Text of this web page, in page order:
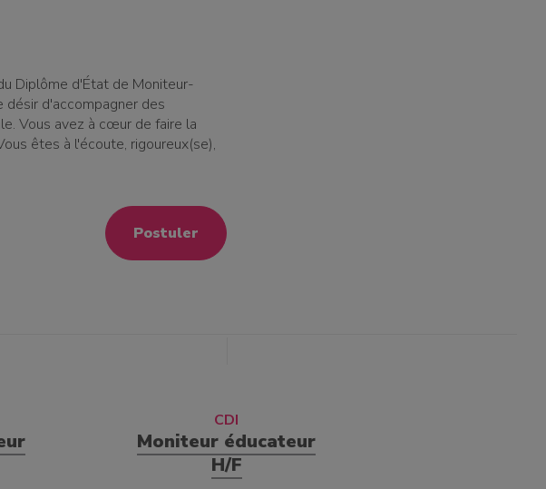
Diplôme d'État de Moniteur-
d'accompagner des
Vous avez à cœur de faire la
êtes à l'écoute, rigoureux(se),
Postuler
CDI
Moniteur éducateur
H/F